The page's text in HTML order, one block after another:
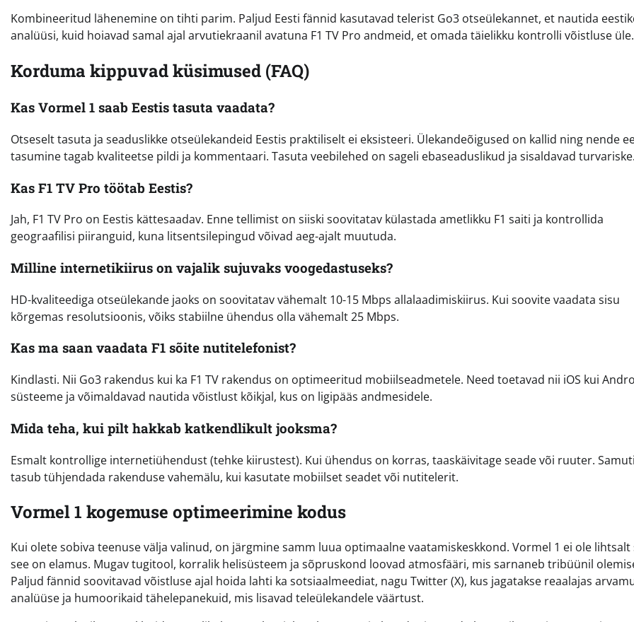
Kombineeritud lähenemine on tihti parim. Paljud Eesti fännid kasutavad telerist Go3 otseülekannet, et nautida
analüüsi, kuid hoiavad samal ajal arvutiekraanil avatuna F1 TV Pro andmeid, et omada täielikku kontrolli võistluse üle.
Korduma kippuvad küsimused (FAQ)
Kas Vormel 1 saab Eestis tasuta vaadata?
Otseselt tasuta ja seaduslikke otseülekandeid Eestis praktiliselt ei eksisteeri. Ülekandeõigused on kallid ning nende
tasumine tagab kvaliteetse pildi ja kommentaari. Tasuta veebilehed on sageli ebaseaduslikud ja sisaldavad turvariske.
Kas F1 TV Pro töötab Eestis?
Jah, F1 TV Pro on Eestis kättesaadav. Enne tellimist on siiski soovitatav külastada ametlikku F1 saiti ja kontrollida
geograafilisi piiranguid, kuna litsentsilepingud võivad aeg-ajalt muutuda.
Milline internetikiirus on vajalik sujuvaks voogedastuseks?
HD-kvaliteediga otseülekande jaoks on soovitatav vähemalt 10-15 Mbps allalaadimiskiirus. Kui soovite vaadata sisu
kõrgemas resolutsioonis, võiks stabiilne ühendus olla vähemalt 25 Mbps.
Kas ma saan vaadata F1 sõite nutitelefonist?
Kindlasti. Nii Go3 rakendus kui ka F1 TV rakendus on optimeeritud mobiilseadmetele. Need toetavad nii iOS kui
süsteeme ja võimaldavad nautida võistlust kõikjal, kus on ligipääs andmesidele.
Mida teha, kui pilt hakkab katkendlikult jooksma?
Esmalt kontrollige internetiühendust (tehke kiirustest). Kui ühendus on korras, taaskäivitage seade või ruuter. Samuti
tasub tühjendada rakenduse vahemälu, kui kasutate mobiilset seadet või nutitelerit.
Vormel 1 kogemuse optimeerimine kodus
Kui olete sobiva teenuse välja valinud, on järgmine samm luua optimaalne vaatamiskeskkond. Vormel 1 ei ole
see on elamus. Mugav tugitool, korralik helisüsteem ja sõpruskond loovad atmosfääri, mis sarnaneb tribüünil
Paljud fännid soovitavad võistluse ajal hoida lahti ka sotsiaalmeediat, nagu Twitter (X), kus jagatakse reaalajas
analüüse ja humoorikaid tähelepanekuid, mis lisavad teleülekandele väärtust.